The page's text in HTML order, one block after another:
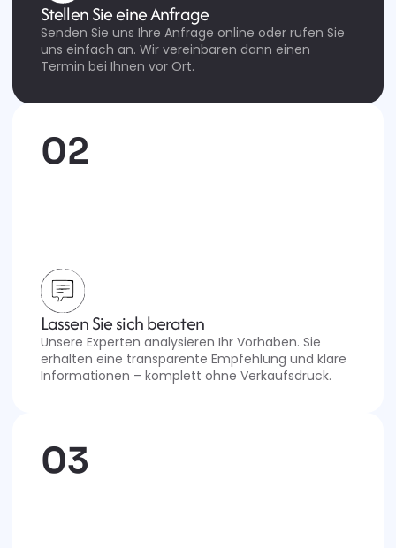
Stellen Sie eine Anfrage
Senden Sie uns Ihre Anfrage online oder rufen Sie
uns einfach an. Wir vereinbaren dann einen
Termin bei Ihnen vor Ort.
02
Lassen Sie sich beraten
Unsere Experten analysieren Ihr Vorhaben. Sie
erhalten eine transparente Empfehlung und klare
Informationen – komplett ohne Verkaufsdruck.
03